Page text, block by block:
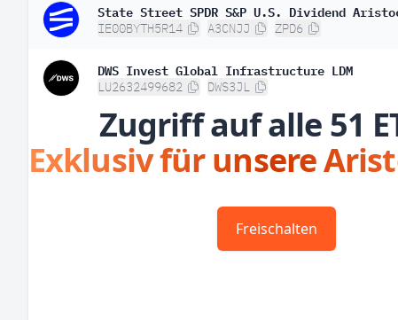
State Street SPDR S&P U.S. Dividend
IE00BYTH5R14 A3CNJJ ZPD6
DWS Invest Global Infrastructure LDM
LU2632499682 DWS3JL
Zugriff auf alle 51
Exklusiv für unsere
Freischalten